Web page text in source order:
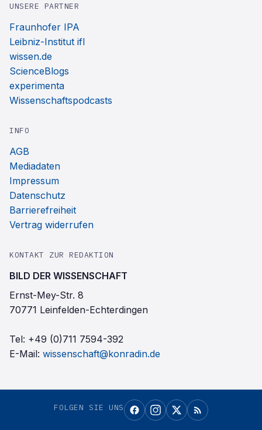
UNSERE PARTNER
Fraunhofer IPA
Leibniz-Institut ifl
wissen.de
ScienceBlogs
experimenta
Wissenschaftspodcasts
INFO
AGB
Mediadaten
Impressum
Datenschutz
Barrierefreiheit
Vertrag widerrufen
KONTAKT ZUR REDAKTION
BILD DER WISSENSCHAFT
Ernst-Mey-Str. 8
70771 Leinfelden-Echterdingen
Tel: +49 (0)711 7594-392
E-Mail: wissenschaft@konradin.de
FOLGEN SIE UNS